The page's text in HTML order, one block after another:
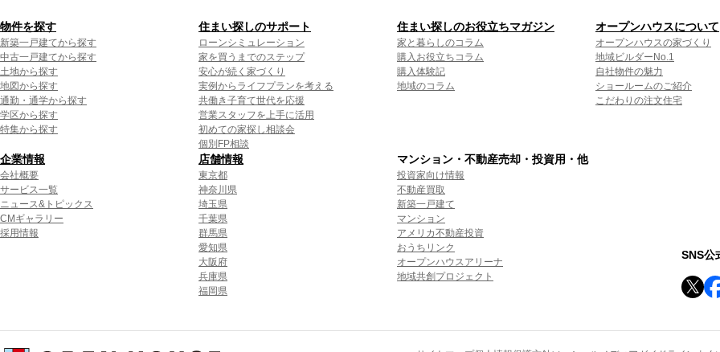
物件を探す
新築一戸建てから探す
中古一戸建てから探す
土地から探す
地図から探す
通勤・通学から探す
学区から探す
特集から探す
住まい探しのサポート
ローンシミュレーション
家を買うまでのステップ
安心が続く家づくり
実例からライフプランを考える
共働き子育て世代を応援
営業スタッフを上手に活用
初めての家探し相談会
個別FP相談
住まい探しのお役立ちマガジン
家と暮らしのコラム
購入お役立ちコラム
購入体験記
地域のコラム
オープンハウスについて
オープンハウスの家づくり
地域ビルダーNo.1
自社物件の魅力
ショールームのご紹介
こだわりの注文住宅
企業情報
会社概要
サービス一覧
ニュース&トピックス
CMギャラリー
採用情報
店舗情報
東京都
神奈川県
埼玉県
千葉県
群馬県
愛知県
大阪府
兵庫県
福岡県
マンション・不動産売却・投資用・他
投資家向け情報
不動産買取
新築一戸建て
マンション
アメリカ不動産投資
おうちリンク
オープンハウスアリーナ
地域共創プロジェクト
SNS公